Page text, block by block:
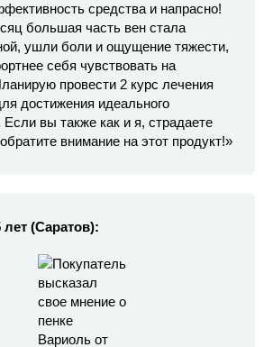
средства и напрасно!
большая часть вен стала
ушли боли и ощущение тяжести,
себя чувствовать на
провести 2 курс лечения
достижения идеального
Если вы также как и я, страдаете
внимание на этот продукт!»
(Саратов):